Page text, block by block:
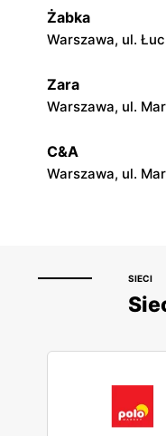
Społem Olsztyn
Społem Olsztyn
Żabka
Warszawa, ul.
Zara
Warszawa, ul.
C&A
Warszawa, ul.
SIECI